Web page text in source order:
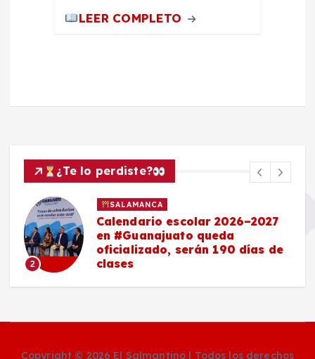
LEER COMPLETO
¿Te lo perdiste?
2
SALAMANCA
Calendario escolar 2026–2027
en #Guanajuato queda
oficializado, serán 190 días de
clases
Copyright © 2026 El Salmantino | Todos los derechos